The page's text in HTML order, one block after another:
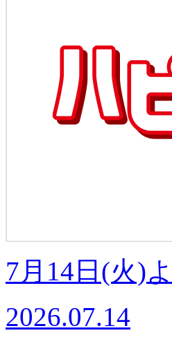
7月14日(火)
2026.07.14